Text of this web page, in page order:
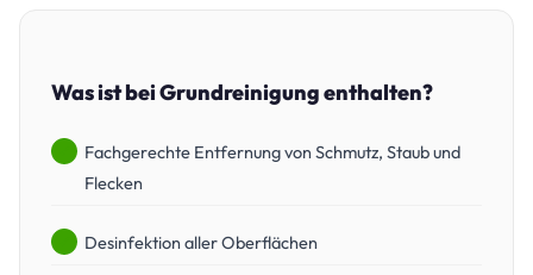
Was ist bei Grundreinigung enthalten?
Fachgerechte Entfernung von Schmutz, Staub und
Flecken
Desinfektion aller Oberflächen